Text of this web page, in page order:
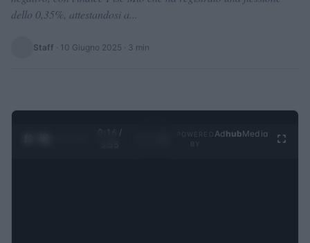
dello 0,35%, attestandosi a...
Staff · 10 Giugno 2025 · 3 min
0:17 /
Ad hubMedia